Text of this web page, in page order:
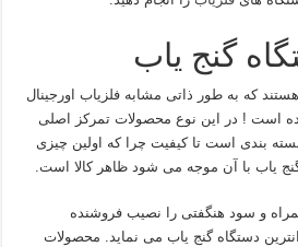
گنج یاب
که به طور ذاتی مشابه فلزیاب اورجینال
است ! در این نوع محصولات تمرکز اصلی
بندی است تا کیفیت چرا که اولین چیزی
گنج یاب با آن موجه می شود ظاهر کالا است.
و سود هنگفتی را نصیب فروشنده
دستگاه گنج یاب می نماید. محصولات